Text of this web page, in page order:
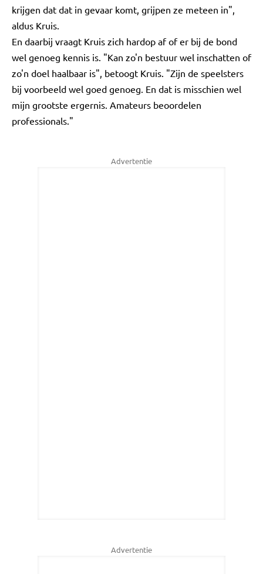
krijgen dat dat in gevaar komt, grijpen ze meteen in",
aldus Kruis.
En daarbij vraagt Kruis zich hardop af of er bij de bond
wel genoeg kennis is. "Kan zo'n bestuur wel inschatten of
zo'n doel haalbaar is", betoogt Kruis. "Zijn de speelsters
bij voorbeeld wel goed genoeg. En dat is misschien wel
mijn grootste ergernis. Amateurs beoordelen
professionals."
Advertentie
Advertentie